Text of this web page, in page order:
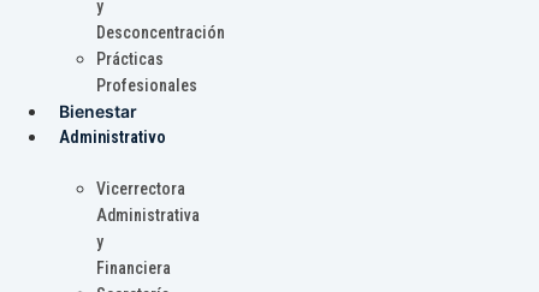
y
Desconcentración
Prácticas
Profesionales
Bienestar
Administrativo
Vicerrectora
Administrativa
y
Financiera